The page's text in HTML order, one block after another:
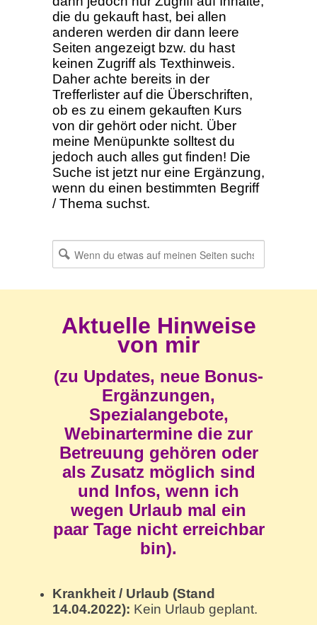
die du gekauft hast, bei allen
anderen werden dir dann leere
Seiten angezeigt bzw. du hast
keinen Zugriff als Texthinweis.
Daher achte bereits in der
Trefferlister auf die Überschriften,
ob es zu einem gekauften Kurs
von dir gehört oder nicht. Über
meine Menüpunkte solltest du
jedoch auch alles gut finden! Die
Suche ist jetzt nur eine Ergänzung,
wenn du einen bestimmten Begriff
/ Thema suchst.
Aktuelle Hinweise
von mir
(zu Updates, neue Bonus-
Ergänzungen,
Spezialangebote,
Webinartermine die zur
Betreuung gehören oder
als Zusatz möglich sind
und Infos, wenn ich
wegen Urlaub mal ein
paar Tage nicht erreichbar
bin).
Krankheit / Urlaub (Stand
14.04.2022): Kein Urlaub geplant.